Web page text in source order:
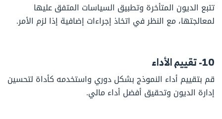
تتبع الديون المتأخرة وتطبيق السياسات المتفق عليها
لمعالجتها، مع النظر في اتخاذ إجراءات إضافية إذا لزم الأمر.
10- تقييم الأداء
قم بتقييم أداء النموذج بشكل دوري واستخدمه كأداة لتحسين
إدارة الديون وتحقيق أفضل أداء مالي.